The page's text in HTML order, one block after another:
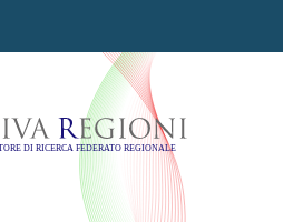
Regioni -